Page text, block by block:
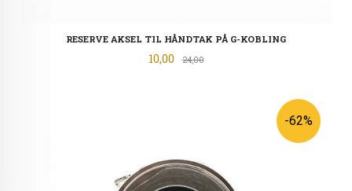
RESERVE AKSEL TIL HÅNDTAK PÅ G-KOBLING
Tilbud
10,00 24,00Rabatt
-62%